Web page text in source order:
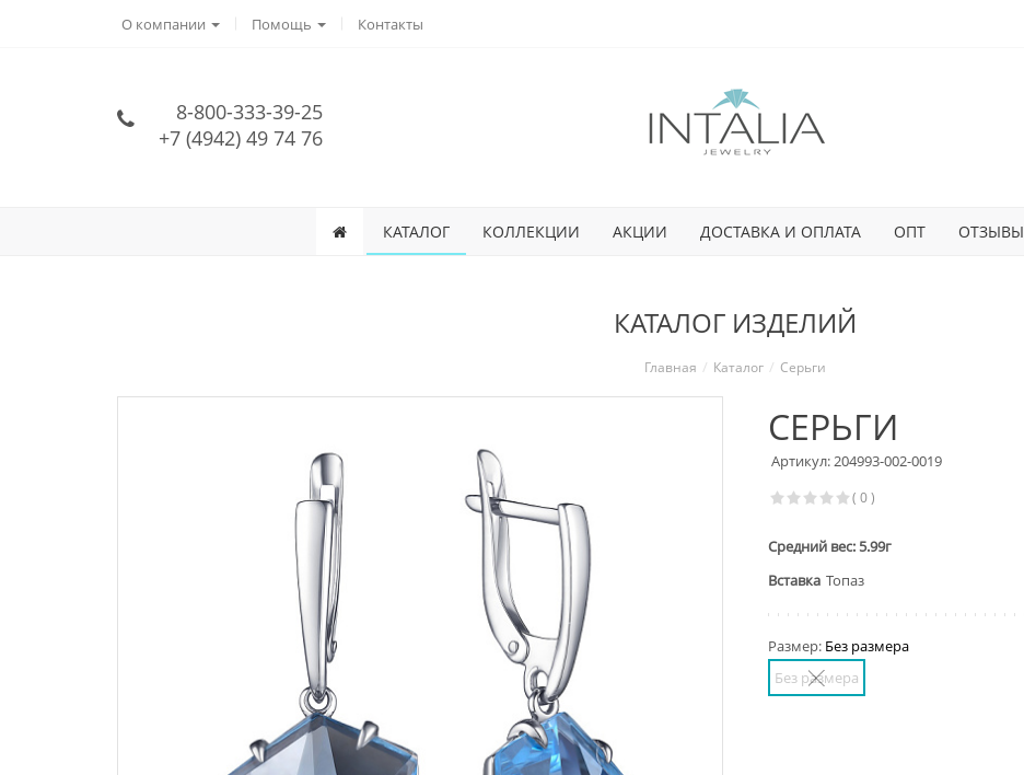
О компании Помощь Контакты
8-800-333-39-25
+7 (4942) 49 74 76
КАТАЛОГ КОЛЛЕКЦИИ АКЦИИ ДОСТАВКА И ОПЛАТА ОПТ ОТЗЫВЫ
КАТАЛОГ ИЗДЕЛИЙ
Главная Каталог Серьги
СЕРЬГИ
Артикул: 204993-002-0019
( 0 )
Средний вес: 5.99г
Вставка Топаз
Размер: Без размера
Без размера